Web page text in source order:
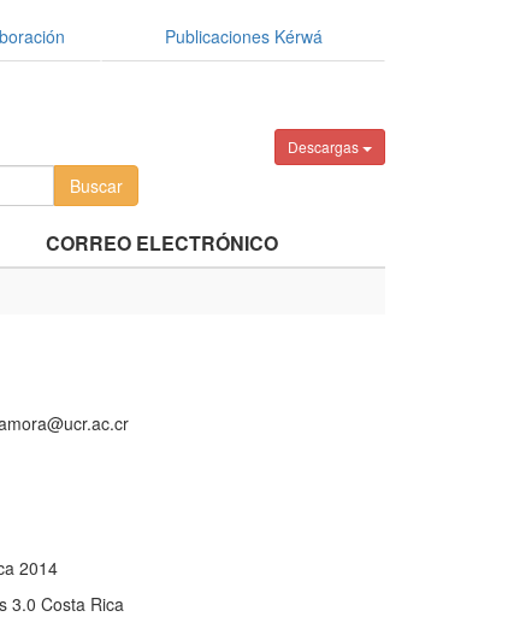
Publicaciones Kérwá
Descargas
CORREO ELECTRÓNICO
2014
3.0 Costa Rica